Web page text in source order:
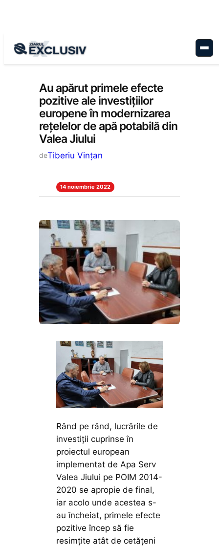
Economie, Stiri la zi
Au apărut primele efecte
pozitive ale investițiilor
europene în modernizarea
rețelelor de apă potabilă din
Valea Jiului
deTiberiu Vințan
14 noiembrie 2022
Rând pe rând, lucrările de
investiții cuprinse în
proiectul european
implementat de Apa Serv
Valea Jiului pe POIM 2014-
2020 se apropie de final,
iar acolo unde acestea s-
au încheiat, primele efecte
pozitive încep să fie
resimțite atât de cetățeni